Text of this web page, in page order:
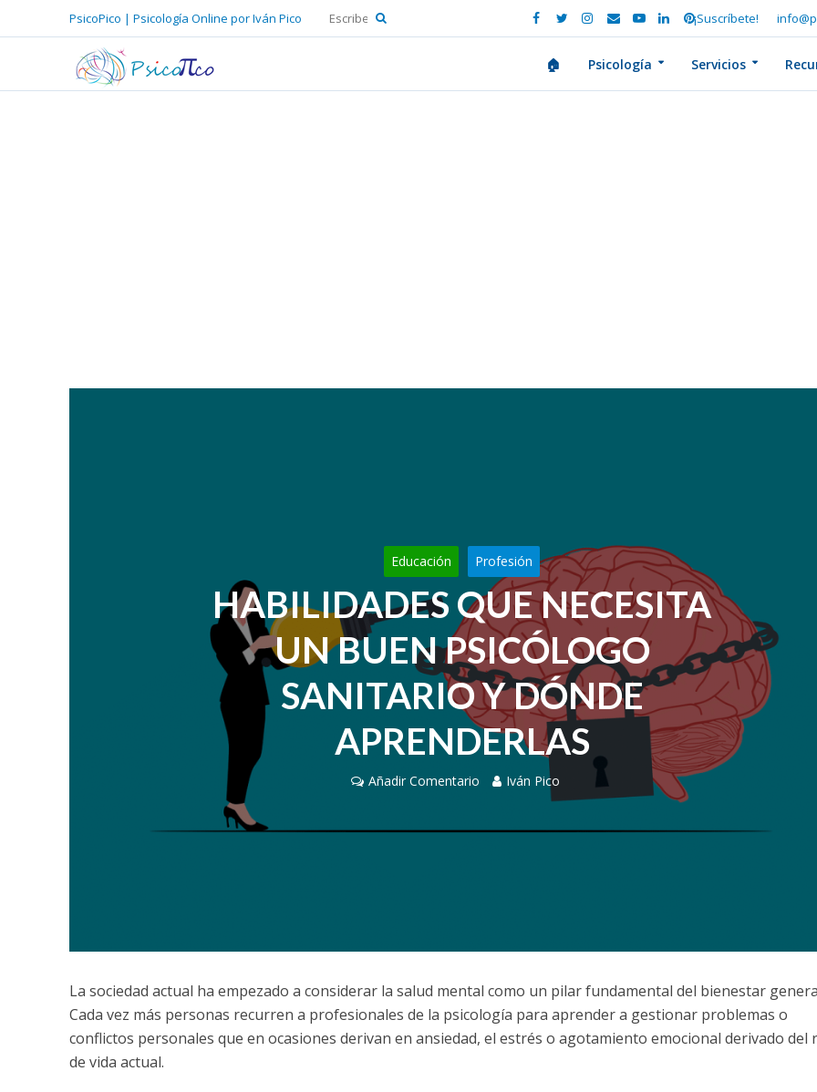
PsicoPico | Psicología Online por Iván Pico ¡Suscríbete!
🏠 Psicología Servicios
Educación Profesión
HABILIDADES QUE NECESITA
UN BUEN PSICÓLOGO
SANITARIO Y DÓNDE
APRENDERLAS
Añadir Comentario Iván Pico
La sociedad actual ha empezado a considerar la salud mental como un pilar fundamental del bienestar
Cada vez más personas recurren a profesionales de la psicología para aprender a gestionar problemas o
conflictos personales que en ocasiones derivan en ansiedad, el estrés o agotamiento emocional derivado del
de vida actual.